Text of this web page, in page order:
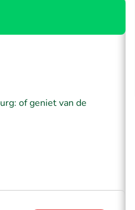
of geniet van de